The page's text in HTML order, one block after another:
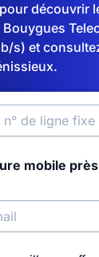
découvrir
Bouygues
s) et
mobile